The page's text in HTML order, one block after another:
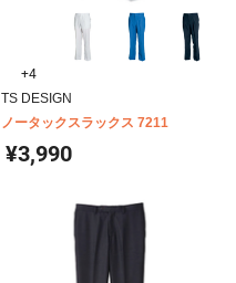
+4
TS DESIGN
ノータックスラックス 7211
¥3,990